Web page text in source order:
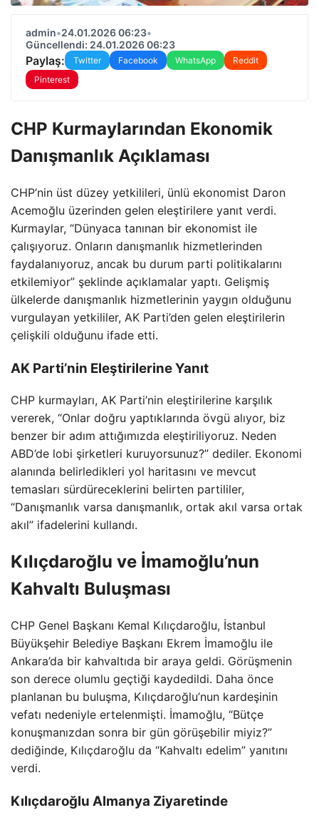
admin•24.01.2026 06:23•
Güncellendi: 24.01.2026 06:23
Paylaş: Twitter Facebook WhatsApp
Reddit
Pinterest
CHP Kurmaylarından Ekonomik
Danışmanlık Açıklaması
CHP’nin üst düzey yetkilileri, ünlü ekonomist Daron
Acemoğlu üzerinden gelen eleştirilere yanıt verdi.
Kurmaylar, “Dünyaca tanınan bir ekonomist ile
çalışıyoruz. Onların danışmanlık hizmetlerinden
faydalanıyoruz, ancak bu durum parti politikalarını
etkilemiyor” şeklinde açıklamalar yaptı. Gelişmiş
ülkelerde danışmanlık hizmetlerinin yaygın olduğunu
vurgulayan yetkililer, AK Parti’den gelen eleştirilerin
çelişkili olduğunu ifade etti.
AK Parti’nin Eleştirilerine Yanıt
CHP kurmayları, AK Parti’nin eleştirilerine karşılık
vererek, “Onlar doğru yaptıklarında övgü alıyor, biz
benzer bir adım attığımızda eleştiriliyoruz. Neden
ABD’de lobi şirketleri kuruyorsunuz?” dediler. Ekonomi
alanında belirledikleri yol haritasını ve mevcut
temasları sürdüreceklerini belirten partililer,
“Danışmanlık varsa danışmanlık, ortak akıl varsa ortak
akıl” ifadelerini kullandı.
Kılıçdaroğlu ve İmamoğlu’nun
Kahvaltı Buluşması
CHP Genel Başkanı Kemal Kılıçdaroğlu, İstanbul
Büyükşehir Belediye Başkanı Ekrem İmamoğlu ile
Ankara’da bir kahvaltıda bir araya geldi. Görüşmenin
son derece olumlu geçtiği kaydedildi. Daha önce
planlanan bu buluşma, Kılıçdaroğlu’nun kardeşinin
vefatı nedeniyle ertelenmişti. İmamoğlu, “Bütçe
konuşmanızdan sonra bir gün görüşebilir miyiz?”
dediğinde, Kılıçdaroğlu da “Kahvaltı edelim” yanıtını
verdi.
Kılıçdaroğlu Almanya Ziyaretinde